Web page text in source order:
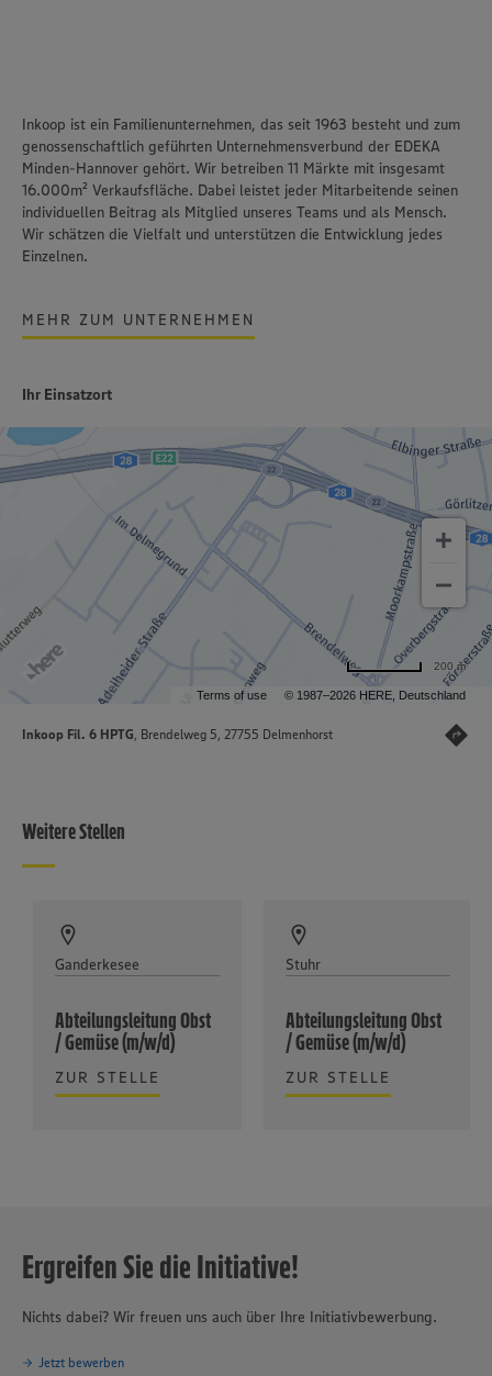
Inkoop ist ein Familienunternehmen, das seit 1963 besteht und zum
genossenschaftlich geführten Unternehmensverbund der EDEKA
Minden-Hannover gehört. Wir betreiben 11 Märkte mit insgesamt
16.000m² Verkaufsfläche. Dabei leistet jeder Mitarbeitende seinen
individuellen Beitrag als Mitglied unseres Teams und als Mensch.
Wir schätzen die Vielfalt und unterstützen die Entwicklung jedes
Einzelnen.
MEHR ZUM UNTERNEHMEN
Ihr Einsatzort
Terms of use © 1987–2026 HERE, Deutschland
200 m
Inkoop Fil. 6 HPTG, Brendelweg 5, 27755 Delmenhorst
Weitere Stellen
Ganderkesee
Abteilungsleitung Obst
/ Gemüse (m/w/d)
ZUR STELLE
Stuhr
Abteilungsleitung Obst
/ Gemüse (m/w/d)
ZUR STELLE
Ergreifen Sie die Initiative!
Nichts dabei? Wir freuen uns auch über Ihre Initiativbewerbung.
Jetzt bewerben